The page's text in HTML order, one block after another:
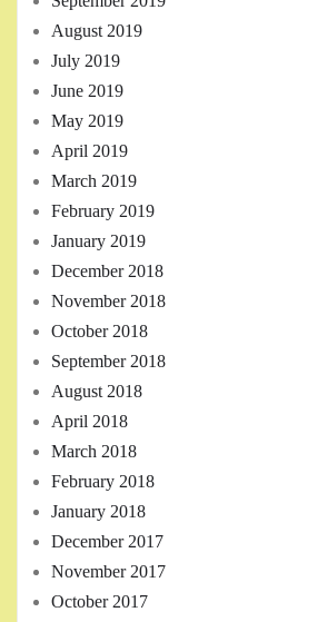
August 2019
July 2019
June 2019
May 2019
April 2019
March 2019
February 2019
January 2019
December 2018
November 2018
October 2018
September 2018
August 2018
April 2018
March 2018
February 2018
January 2018
December 2017
November 2017
October 2017